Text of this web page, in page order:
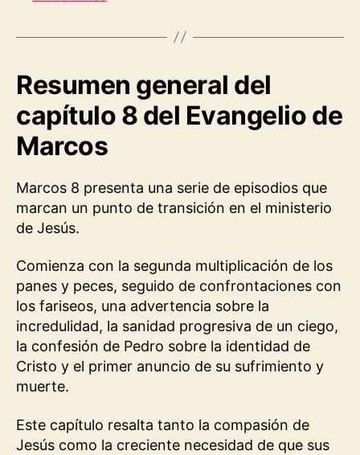
Resumen general del
capítulo 8 del Evangelio de
Marcos
Marcos 8 presenta una serie de episodios que
marcan un punto de transición en el ministerio
de Jesús.
Comienza con la segunda multiplicación de los
panes y peces, seguido de confrontaciones con
los fariseos, una advertencia sobre la
incredulidad, la sanidad progresiva de un ciego,
la confesión de Pedro sobre la identidad de
Cristo y el primer anuncio de su sufrimiento y
muerte.
Este capítulo resalta tanto la compasión de
Jesús como la creciente necesidad de que sus